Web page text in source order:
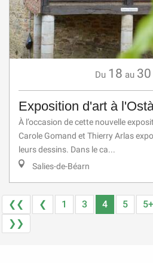
Du 18 au 30
Exposition d'art à
À l’occasion de cette nouvelle
Carole Gomand et Thierry Arlas
leurs dessins. Dans le ca...
Salies-de-Béarn
❮❮ ❮ 1 3 4 5 5+
❯❯